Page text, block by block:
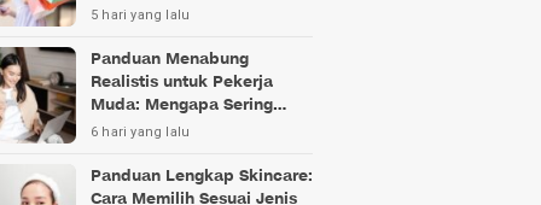
5 hari yang lalu
Panduan Menabung
Realistis untuk Pekerja
Muda: Mengapa Sering
Gagal?
6 hari yang lalu
Panduan Lengkap Skincare:
Cara Memilih Sesuai Jenis